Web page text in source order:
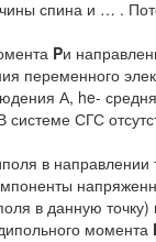
спина и … .
Pи
переменного
А, he-
системе СГС
в
в данную
момента